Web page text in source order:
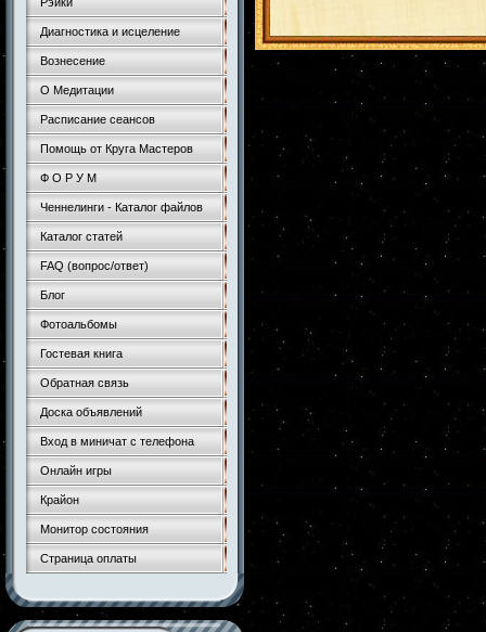
Диагностика и исцеление
Вознесение
О Медитации
Расписание сеансов
Помощь от Круга Мастеров
Ф О Р У М
Ченнелинги - Каталог файлов
Каталог статей
FAQ (вопрос/ответ)
Блог
Фотоальбомы
Гостевая книга
Обратная связь
Доска объявлений
Вход в миничат с телефона
Онлайн игры
Крайон
Монитор состояния
Страница оплаты